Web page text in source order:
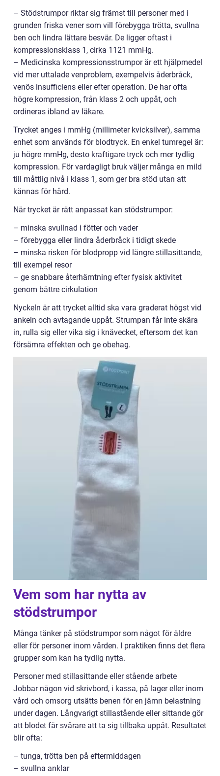
– Stödstrumpor riktar sig främst till personer med i
grunden friska vener som vill förebygga trötta, svullna
ben och lindra lättare besvär. De ligger oftast i
kompressionsklass 1, cirka 1121 mmHg.
– Medicinska kompressionsstrumpor är ett hjälpmedel
vid mer uttalade venproblem, exempelvis åderbråck,
venös insufficiens eller efter operation. De har ofta
högre kompression, från klass 2 och uppåt, och
ordineras ibland av läkare.
Trycket anges i mmHg (millimeter kvicksilver), samma
enhet som används för blodtryck. En enkel tumregel är:
ju högre mmHg, desto kraftigare tryck och mer tydlig
kompression. För vardagligt bruk väljer många en mild
till måttlig nivå i klass 1, som ger bra stöd utan att
kännas för hård.
När trycket är rätt anpassat kan stödstrumpor:
– minska svullnad i fötter och vader
– förebygga eller lindra åderbråck i tidigt skede
– minska risken för blodpropp vid längre stillasittande,
till exempel resor
– ge snabbare återhämtning efter fysisk aktivitet
genom bättre cirkulation
Nyckeln är att trycket alltid ska vara graderat högst vid
ankeln och avtagande uppåt. Strumpan får inte skära
in, rulla sig eller vika sig i knävecket, eftersom det kan
försämra effekten och ge obehag.
Vem som har nytta av
stödstrumpor
Många tänker på stödstrumpor som något för äldre
eller för personer inom vården. I praktiken finns det flera
grupper som kan ha tydlig nytta.
Personer med stillasittande eller stående arbete
Jobbar någon vid skrivbord, i kassa, på lager eller inom
vård och omsorg utsätts benen för en jämn belastning
under dagen. Långvarigt stillastående eller sittande gör
att blodet får svårare att ta sig tillbaka uppåt. Resultatet
blir ofta:
– tunga, trötta ben på eftermiddagen
– svullna anklar